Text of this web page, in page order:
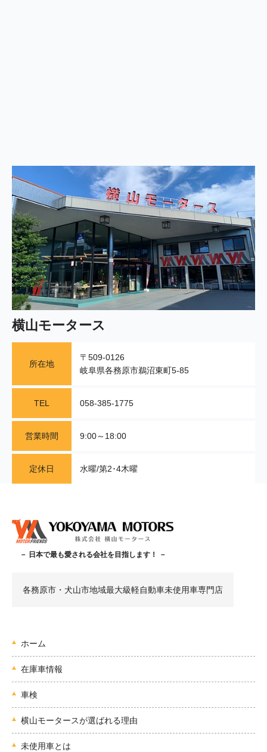
横山モータース
所在地
〒509-0126
岐阜県各務原市鵜沼東町5-85
TEL 058-385-1775
営業時間 9:00～18:00
定休日 水曜/第2･4木曜
－ 日本で最も愛される会社を目指します！ －
各務原市・犬山市地域最大級軽自動車未使用車専門店
ホーム
在庫車情報
車検
横山モータースが選ばれる理由
未使用車とは